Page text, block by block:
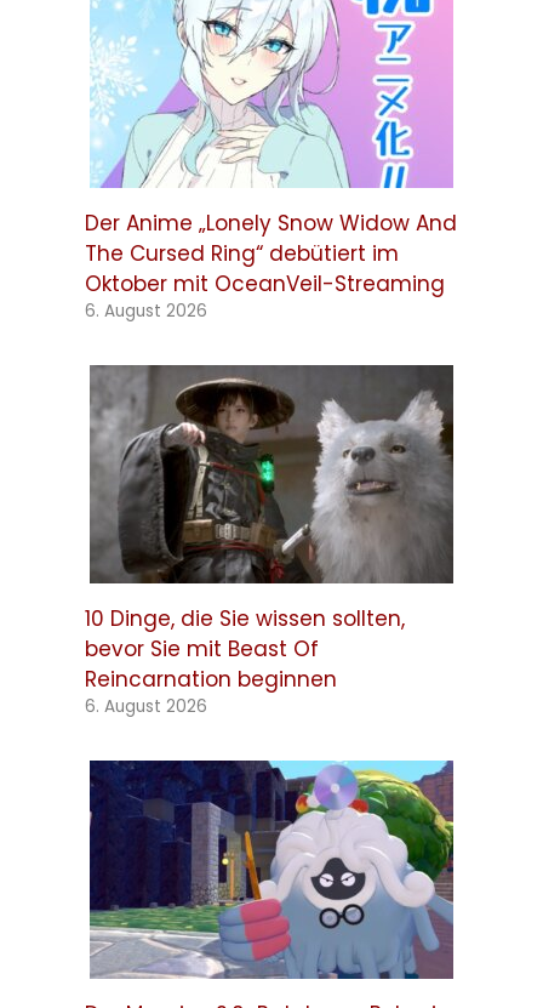
Der Anime „Lonely Snow Widow And
The Cursed Ring“ debütiert im
Oktober mit OceanVeil-Streaming
6. August 2026
10 Dinge, die Sie wissen sollten,
bevor Sie mit Beast Of
Reincarnation beginnen
6. August 2026